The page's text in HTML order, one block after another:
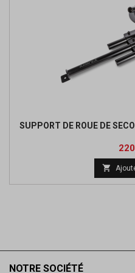
SUPPORT DE ROUE DE
Prix

NOTRE SOCIÉTÉ